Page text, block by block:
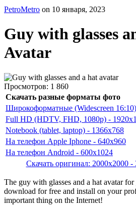
PetroMetro on 10 января, 2023
Guy with glasses
Avatar
Просмотров: 1 860
Скачать оригинал: 2000x2000
Скачать разные форматы фото
Широкоформатные (Widescreen
Full HD (HDTV, FHD, 1080p) -
Notebook (tablet, laptop) - 1366x768
На телефон Apple Iphone - 640x960
На телефон Android - 600x1024
The guy with glasses and a hat avatar
download for free and install on your
important thing on the Internet!